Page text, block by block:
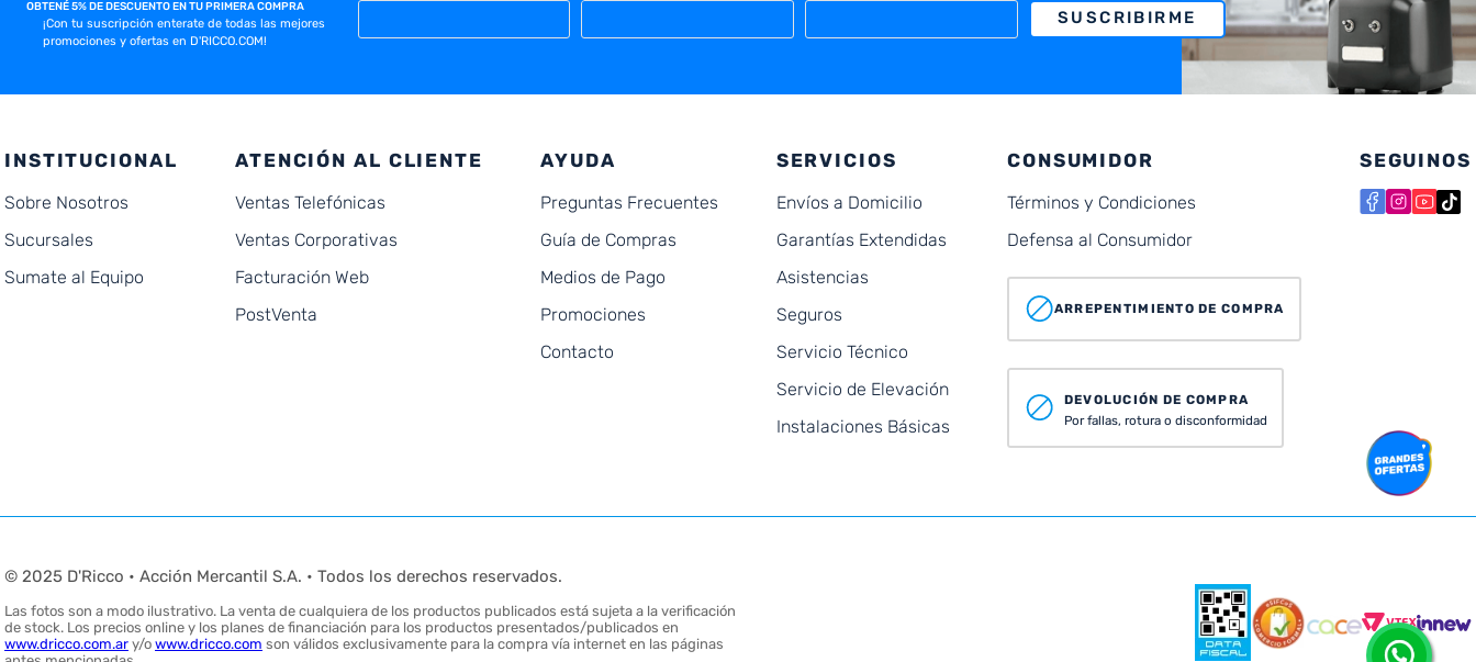
OBTENÉ 5% DE DESCUENTO EN TU PRIMERA COMPRA
¡Con tu suscripción enterate de todas las mejores
promociones y ofertas en D'RICCO.COM!
SUSCRIBIRME
INSTITUCIONAL
Sobre Nosotros
Sucursales
Sumate al Equipo
ATENCIÓN AL CLIENTE
Ventas Telefónicas
Ventas Corporativas
Facturación Web
PostVenta
AYUDA
Preguntas Frecuentes
Guía de Compras
Medios de Pago
Promociones
Contacto
SERVICIOS
Envíos a Domicilio
Garantías Extendidas
Asistencias
Seguros
Servicio Técnico
Servicio de Elevación
Instalaciones Básicas
CONSUMIDOR
Términos y Condiciones
Defensa al Consumidor
ARREPENTIMIENTO DE COMPRA
DEVOLUCIÓN DE COMPRA
Por fallas, rotura o disconformidad
SEGUINOS
© 2025 D'Ricco • Acción Mercantil S.A. • Todos los derechos reservados.
Las fotos son a modo ilustrativo. La venta de cualquiera de los productos publicados está sujeta a la verificación
de stock. Los precios online y los planes de financiación para los productos presentados/publicados en
www.dricco.com.ar y/o www.dricco.com son válidos exclusivamente para la compra vía internet en las páginas